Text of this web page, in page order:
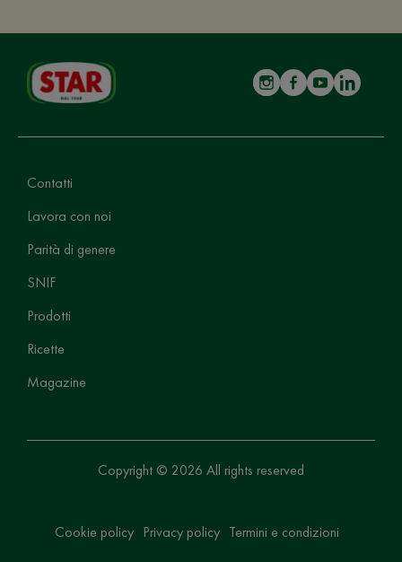
Contatti
Lavora con noi
Parità di genere
SNIF
Prodotti
Ricette
Magazine
Copyright © 2026 All rights reserved
Cookie policy Privacy policy Termini e condizioni